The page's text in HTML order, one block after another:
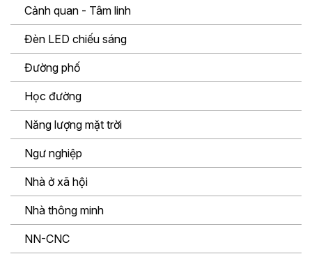
Cảnh quan - Tâm linh
Đèn LED chiếu sáng
Đường phố
Học đường
Năng lượng mặt trời
Ngư nghiệp
Nhà ở xã hội
Nhà thông minh
NN-CNC